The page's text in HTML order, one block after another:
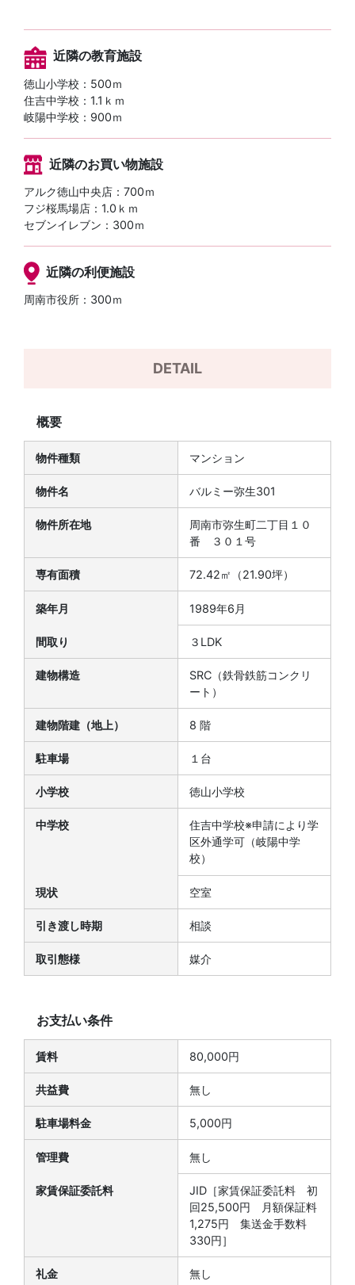
近隣の教育施設
徳山小学校：500ｍ
住吉中学校：1.1ｋｍ
岐陽中学校：900ｍ
近隣のお買い物施設
アルク徳山中央店：700ｍ
フジ桜馬場店：1.0ｋｍ
セブンイレブン：300ｍ
近隣の利便施設
周南市役所：300ｍ
DETAIL
概要
物件種類 マンション
物件名 バルミー弥生301
物件所在地
周南市弥生町二丁目１０
番 ３０１号
専有面積 72.42㎡（21.90坪）
築年月 1989年6月
間取り ３LDK
建物構造
SRC（鉄骨鉄筋コンクリ
ート）
建物階建（地上） 8 階
駐車場 １台
小学校 徳山小学校
中学校
住吉中学校※申請により学
区外通学可（岐陽中学
校）
現状 空室
引き渡し時期 相談
取引態様 媒介
お支払い条件
賃料 80,000円
共益費 無し
駐車場料金 5,000円
管理費 無し
家賃保証委託料
JID［家賃保証委託料 初
回25,500円 月額保証料
1,275円 集送金手数料
330円］
礼金 無し